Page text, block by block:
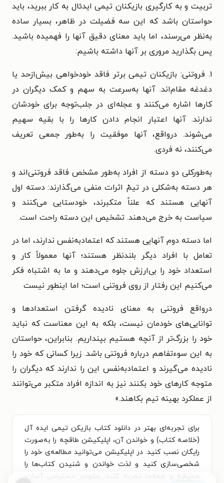
تربیت و به کارگیری بازیکنان تیمی ایدئال به کار ببرید، باید
حواستان باشد که این سه فضیلت در ظاهر، بسیار ساده
به‌نظر می‌رسند، اما باید معنای دقیق آنها را فهمیده باشید.
پس بگذارید مروری بر آنها داشته باشیم:
۱. فروتنی: بازیکنان تیمی برتر فاقد خودخواهی بیش‌ازحد یا
دغدغه مقام‌اند. آنها به‌سرعت به سهم و کمک دیگران در
کارها اشاره می‌کنند و عجله‌ای در جلب‌توجه برای خودشان
ندارند. آنها اعتبار انجام دادن کارها را با بقیه سهیم
می‌شوند. درواقع، آنها موفقیت را به‌طور جمعی تعریف
می‌کنند، نه فردی.
به‌طورکلی دو دسته از افراد به‌طور مشخص فاقد فروتنی‌اند و
هر دسته به‌شکلی در تیمْ اثرات منفی می‌گذارند: دسته اول
آنهایی هستند که علناً متکبرند، خودستایی می‌کنند و
سیاست به خرج می‌دهند. تشخیص این دسته راحت است.
اما دسته دوم آنهایی هستند که اعتمادبه‌نفس ندارند، اما در
تعامل با افراد دیگر بلندنظر هستند؛ آنها معمولاً کار و
استعداد خود را بی‌ارزش جلوه می‌دهند و ما به اشتباه فکر
می‌کنیم این رفتار از روی فروتنی است؛ اما اینطور نیست
درواقع فروتنی به معنای نادیده گرفتن استعدادها و
توانایی‌های خودمان نیست، بلکه به این معناست که نباید
خود را بزرگ‌تر از آنچه هستیم بپنداریم. بنابراین، حواستان
به این سوءتفاهم درباره فروتنی باشد. زیرا کسانی که خود را
نادیده می‌گیرند و اعتمادبه‌نفس این را ندارند که دیگران را
متوجه کارهای خود بکنند نیز به اندازه افراد متکبر می‌توانند
از عملکرد بهینه تیم بکاهند.»
برای تجربه‌ای بهتر در دانلود کتاب بازیکن تیمی ایده آل
(خلاصه کتاب) و خواندن آن، اپلیکیشن طاقچه را به‌صورت
رایگان نصب کنید. در اپلیکیشن می‌توانید مطالعه‌ی خود را
شخصی‌سازی کنید و لذت خواندن و شنیدن کتاب‌ها را
همیشه و همه‌جا تجربه کنید. علاوه‌بر دسترسی آسان،